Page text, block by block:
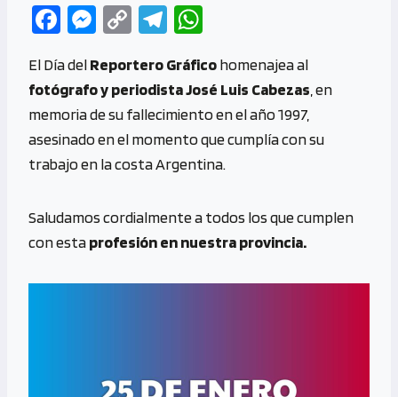
Fa
b
o
o
k
M
se
n
g
er
C
py
Li
n
k
Te
gr
a
m
at
s
A
p
El Día delReportero Gráficohomenajea al
fotógrafo y periodista José Luis Cabezas , en
memoria de su fallecimiento en el año 1997,
asesinado en el momento que cumplía con su
trabajo en la costa Argentina.
Saludamos cordialmente a todos los que cumplen
con estaprofesión en nuestra provincia.